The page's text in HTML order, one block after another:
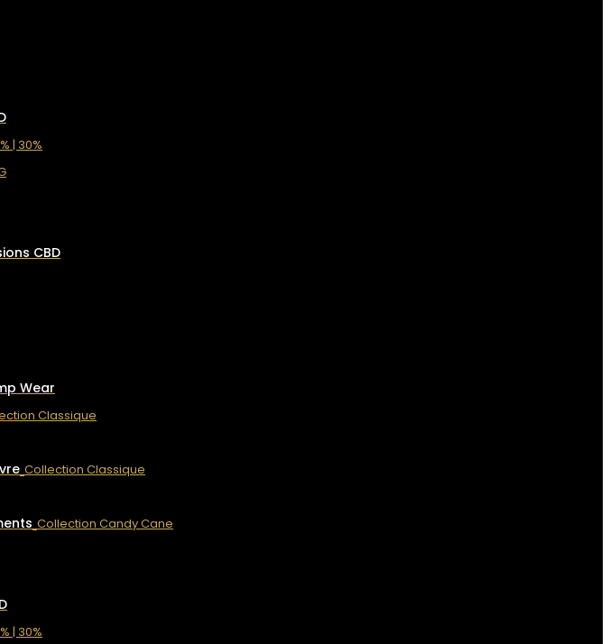
| 30%
CBD
Wear
Classique
Collection Classique
Collection Candy Cane
| 30%